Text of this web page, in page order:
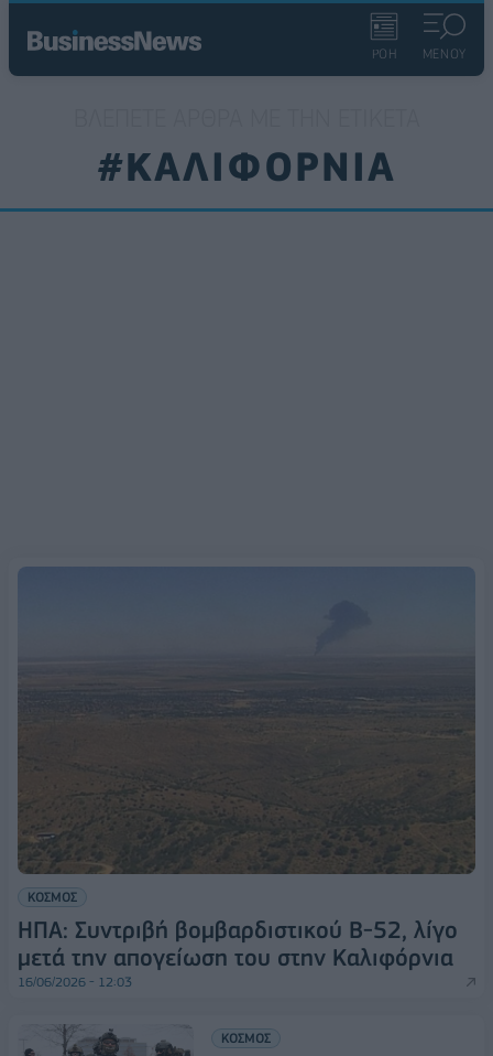
ΡΟΗ ΜΕΝΟΥ
#ΚΑΛΙΦΟΡΝΙΑ
ΚΟΣΜΟΣ
ΗΠΑ: Συντριβή βομβαρδιστικού B-52, λίγο
μετά την απογείωση του στην Καλιφόρνια
16/06/2026 - 12:03
ΚΟΣΜΟΣ